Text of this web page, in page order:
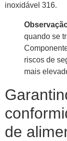
inoxidável 316.
quando se
riscos de
mais
de